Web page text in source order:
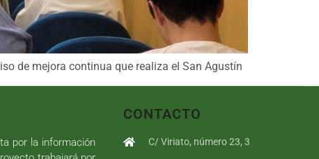
de mejora continua que realiza el San Agustín
por la información
CONTACTO
C/ Viriato, número 23, 3